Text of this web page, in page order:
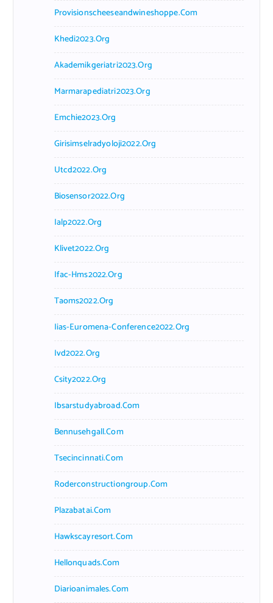
Provisionscheeseandwineshoppe.com
Khedi2023.org
Akademikgeriatri2023.org
Marmarapediatri2023.org
Emchie2023.org
Girisimselradyoloji2022.org
Utcd2022.org
Biosensor2022.org
Ialp2022.org
Klivet2022.org
Ifac-Hms2022.org
Taoms2022.org
Iias-Euromena-Conference2022.org
Ivd2022.org
Csity2022.org
Ibsarstudyabroad.com
Bennusehgall.com
Tsecincinnati.com
Roderconstructiongroup.com
Plazabatai.com
Hawkscayresort.com
Hellonquads.com
Diarioanimales.com